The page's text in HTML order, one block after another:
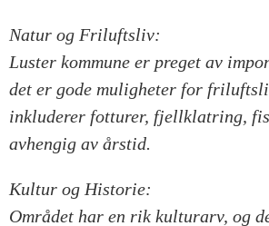
Natur og Friluftsliv:
Luster kommune er preget av
det er gode muligheter for
inkluderer fotturer, fjellklatring,
avhengig av årstid.
Kultur og Historie:
Området har en rik kulturarv, og